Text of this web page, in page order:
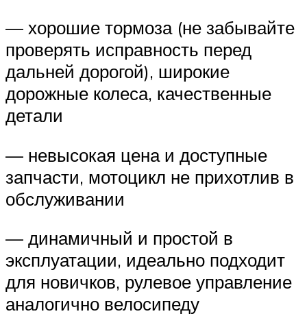
— хорошие тормоза (не забывайте
проверять исправность перед
дальней дорогой), широкие
дорожные колеса, качественные
детали
— невысокая цена и доступные
запчасти, мотоцикл не прихотлив в
обслуживании
— динамичный и простой в
эксплуатации, идеально подходит
для новичков, рулевое управление
аналогично велосипеду